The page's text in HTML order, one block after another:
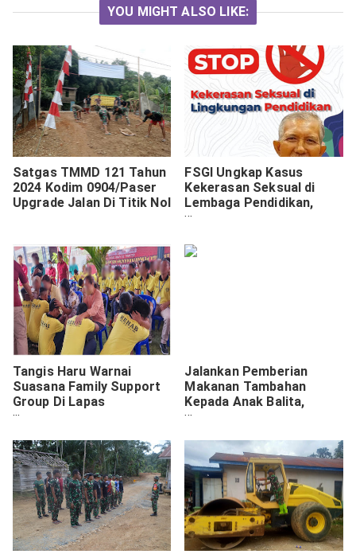
YOU MIGHT ALSO LIKE:
Satgas TMMD 121 Tahun
2024 Kodim 0904/Paser
Upgrade Jalan Di Titik Nol
FSGI Ungkap Kasus
Kekerasan Seksual di
Lembaga Pendidikan,
Anak Laki-laki Lebih
Tangis Haru Warnai
Suasana Family Support
Group Di Lapas
Kerobokan
Jalankan Pemberian
Makanan Tambahan
Kepada Anak Balita,
Babinsa Turut Dampingi